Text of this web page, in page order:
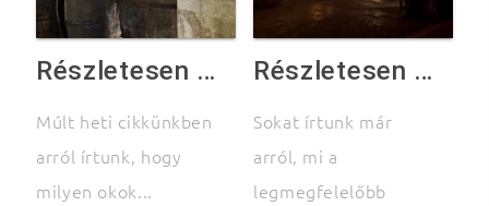
Részletesen a pince szellőztetéséről – 2. rész
Múlt heti cikkünkben
arról írtunk, hogy
milyen okok...
Részletesen a pince szellőztetéséről – 1. rész
Sokat írtunk már
arról, mi a
legmegfelelőbb